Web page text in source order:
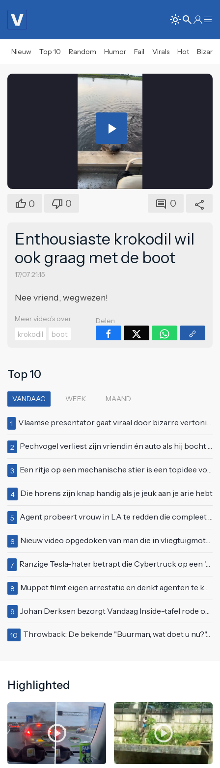
Nieuw Top 10 Random Humor Fail Virals Hot Bizar
Play
Video
0 0 0
Enthousiaste krokodil wil
ook graag met de boot
17/07 21:15
Nee vriend, wegwezen!
Meer video's over
krokodil
boot
Delen
Top 10
VANDAAG WEEK MAAND
1 Vlaamse presentator gaat viraal door bizarre vertoning op live televisie: "Helemaal stijf van de bloem"
2 Pechvogel verliest zijn vriendin én auto als hij bocht te scherp neemt
3 Een ritje op een mechanische stier is een topidee voor een eerste date
4 Die horens zijn knap handig als je jeuk aan je arie hebt
5 Agent probeert vrouw in LA te redden die compleet van het padje is
6 Nieuw video opgedoken van man die in vliegtuigmotor springt op vliegveld Milaan
7 Ranzige Tesla-hater betrapt die Cybertruck op een 'speciale bruine coating' trakteert
8 Muppet filmt eigen arrestatie en denkt agenten te kunnen laten schorsen: "Jullie krijgen maandje vakantie"
9 Johan Derksen bezorgt Vandaag Inside-tafel rode oortjes met vuig verhaal: "Dat gebeurde al in de gang"
10 Throwback: De bekende "Buurman, wat doet u nu?"-scène uit Flodder met Tatjana Šimić
Highlighted